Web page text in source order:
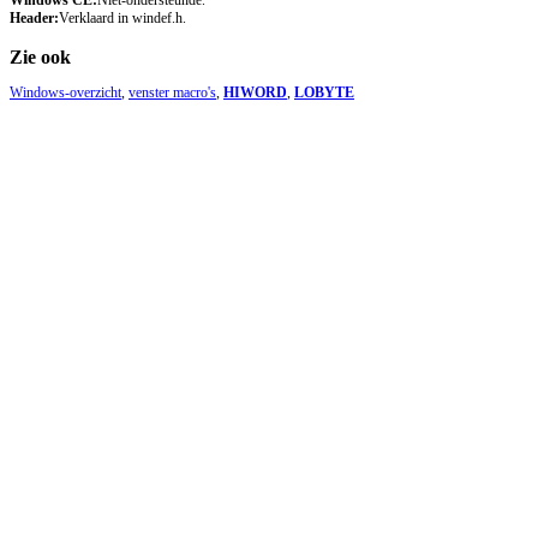
Header:Verklaard in windef.h.
Zie ook
Windows-overzicht, venster macro's, HIWORD, LOBYTE